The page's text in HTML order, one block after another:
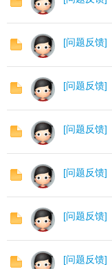
[问题反馈]
[问题反馈]
[问题反馈]
[问题反馈]
[问题反馈]
[问题反馈]